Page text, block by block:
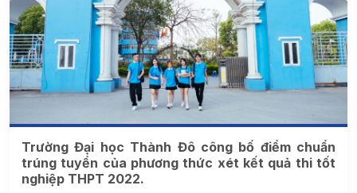
Trường Đại học Thành Đô công bố điểm chuẩn
trúng tuyển của phương thức xét kết quả thi tốt
nghiệp THPT 2022.